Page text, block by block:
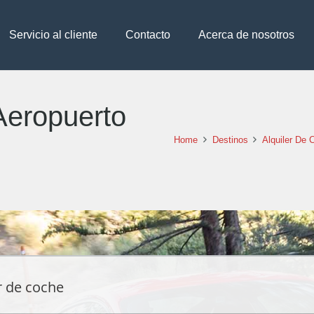
Servicio al cliente Contacto Acerca de nosotros
Home Destinos Alquiler De
de coche